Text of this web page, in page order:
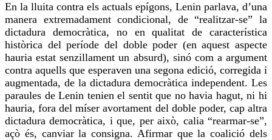
En la lluita contra els actuals epígons, Lenin parlava, d’una
manera extremadament condicional, de “realitzar-se” la
dictadura democràtica, no en qualitat de característica
històrica del període del doble poder (en aquest aspecte
hauria estat senzillament un absurd), sinó com a argument
contra aquells que esperaven una segona edició, corregida i
augmentada, de la dictadura democràtica independent. Les
paraules de Lenin tenien el sentit que no havia hagut, ni hi
hauria,fora del míser avortament del doble poder, cap altra
dictadura democràtica, i que, per això, calia “rearmar-se”,
açò és, canviar la consigna. Afirmarque la coalició dels